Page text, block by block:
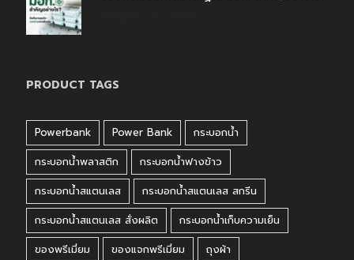
PRODUCT TAGS
Powerbank Power Bank
กระบอกน้ำ
กระบอกน้ำพลาสติก
กระบอกน้ำฟางข้าว
กระบอกน้ำสแตนเลส
กระบอกน้ำสแตนเลส สกรีน
กระบอกน้ำสแตนเลส สั่งผลิต
กระบอกน้ำเก็บความเย็น
ของพรีเมี่ยม
ของแจกพรีเมี่ยม
ถุงผ้า